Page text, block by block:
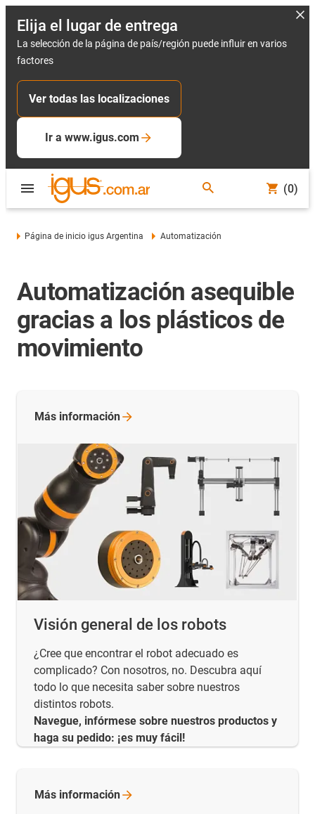
Elija el lugar de entrega
La selección de la página de país/región puede influir en varios
factores
Ver todas las localizaciones
Ir a www.igus.com
(0)
Página de inicio igus Argentina Automatización
Automatización asequible
gracias a los plásticos de
movimiento
Visión general de los robots
¿Cree que encontrar el robot adecuado es
complicado? Con nosotros, no. Descubra aquí
todo lo que necesita saber sobre nuestros
distintos robots.
Navegue, infórmese sobre nuestros productos y
haga su pedido: ¡es muy fácil!
Más información
Más información